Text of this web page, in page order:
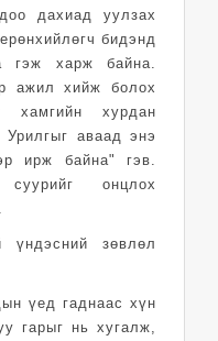
дахиад уулзах
бидэнд
гэж харж байна.
ажил хийж болох
хамгийн хурдан
аваад энэ
ирж байна" гэв.
онцлох
зөвлөл
үед гаднаас хүн
гарыг нь хугалж,